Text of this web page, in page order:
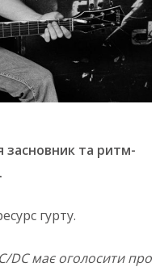
засновник та ритм-
гурту.
DC має оголосити про